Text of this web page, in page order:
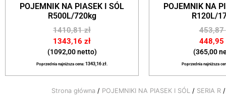
POJEMNIK NA PIASEK I SÓL
R500L/720kg
1410,81zł
1343,16 zł
(1092,00 netto)
Poprzednia najniższa cena: 1343,16 zł
POJEMNIK NA
R120L/
453,87
448,95
(365,00
Poprzednia najniższa
Strona główna / POJEMNIKI NA PIASEK I SÓL / SERIA R